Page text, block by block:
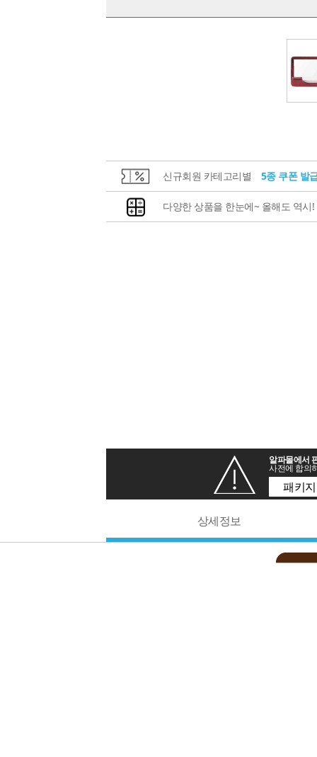
신규회원 카테고리별 5종 쿠폰 발
다양한 상품을 한눈에~ 올해도 역시!
알파몰에서
사전에 합의
패키
상세정보